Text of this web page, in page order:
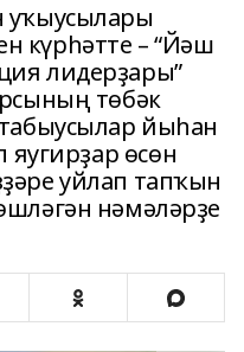
уҡыусылары
күрһәтте – “Йәш
лидерҙары”
төбәк
йыһан
өсөн
уйлап тапҡын
нәмәләрҙе